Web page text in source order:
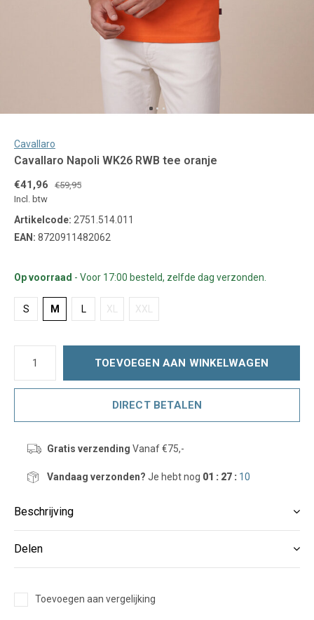
Cavallaro
Cavallaro Napoli WK26 RWB tee oranje
€41,96
€59,95
Incl. btw
Artikelcode: 2751.514.011
EAN: 8720911482062
Op voorraad - Voor 17:00 besteld, zelfde dag verzonden.
S M L XL XXL
TOEVOEGEN AAN WINKELWAGEN
DIRECT BETALEN
Gratis verzending Vanaf €75,-
Vandaag verzonden? Je hebt nog 01 : 27 : 10
Beschrijving
Delen
Toevoegen aan vergelijking